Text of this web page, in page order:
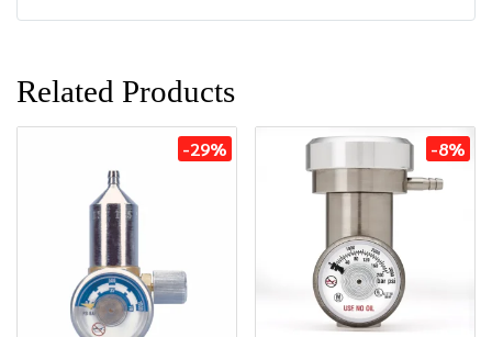
Related Products
-29% -8%